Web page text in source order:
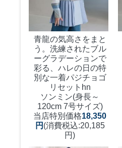
青龍の気高さをまと
う。洗練されたブル
ーグラデーションで
彩る、ハレの日の特
別な一着パジチョゴ
リセットhn
ソンミン(身長～
120cm 7号サイズ)
当店特別価格18,350
円 (消費税込:20,185
円)